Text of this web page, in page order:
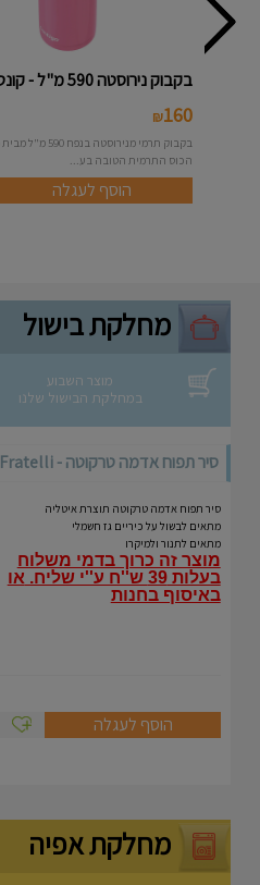
בקבוק נירוסטה 590 מ"ל - קונטיג...
160
₪
הכוס התרמית הטובה בע...
הוסף לעגלה
מחלקת בישול
מוצר השבוע
במחלקת הבישול שלנו
סיר תפוח אדמה טרקוטה - Fratelli
סיר תפוח אדמה טרקוטה תוצרת איטליה
מתאים לבשול על כיריים גז חשמלי
מתאים לתנור ולמיקרו
מוצר זה כרוך בדמי משלוח
בעלות 39 ש''ח ע''י שליח.
או
באיסוף בחנות
הוסף לעגלה
מחלקת אפיה